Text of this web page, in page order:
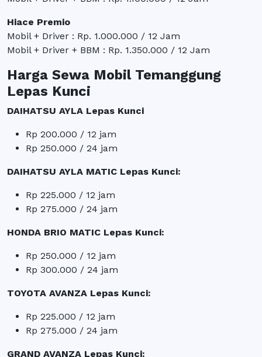
Hiace Premio
Mobil + Driver : Rp. 1.000.000 / 12 Jam
Mobil + Driver + BBM : Rp. 1.350.000 / 12 Jam
Harga Sewa Mobil Temanggung
Lepas Kunci
DAIHATSU AYLA Lepas Kunci
Rp 200.000 / 12 jam
Rp 250.000 / 24 jam
DAIHATSU AYLA MATIC Lepas Kunci:
Rp 225.000 / 12 jam
Rp 275.000 / 24 jam
HONDA BRIO MATIC Lepas Kunci:
Rp 250.000 / 12 jam
Rp 300.000 / 24 jam
TOYOTA AVANZA Lepas Kunci:
Rp 225.000 / 12 jam
Rp 275.000 / 24 jam
GRAND AVANZA Lepas Kunci: